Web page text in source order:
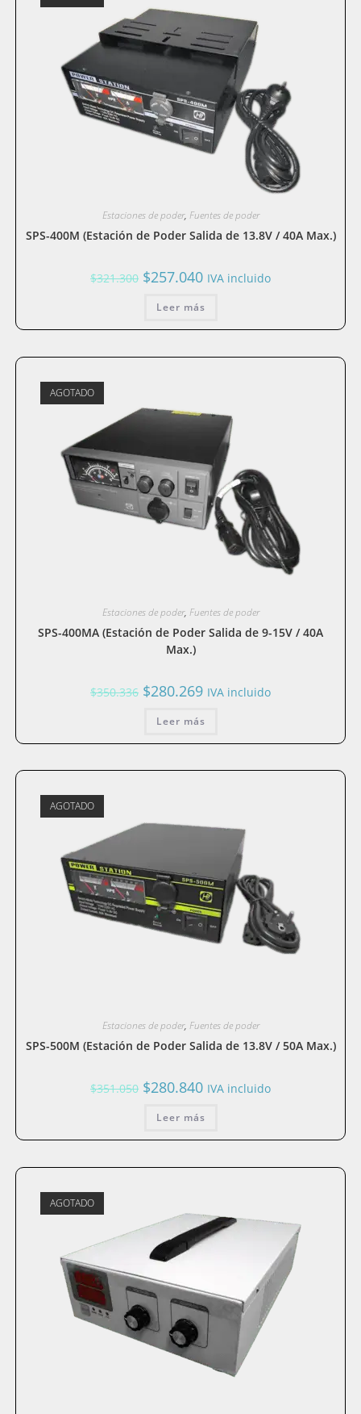
Estaciones de poder, Fuentes de poder
SPS-400M (Estación de Poder Salida de 13.8V / 40A Max.)
$321.300 El
precio
era:
$257.040El
precio
es:
IVA incluido
Leer más
AGOTADO
Estaciones de poder, Fuentes de poder
SPS-400MA (Estación de Poder Salida de 9-15V / 40A
Max.)
$350.336 El
precio
era:
$280.269El
precio
es:
IVA incluido
Leer más
AGOTADO
Estaciones de poder, Fuentes de poder
SPS-500M (Estación de Poder Salida de 13.8V / 50A Max.)
$351.050 El
precio
era:
$280.840El
precio
es:
IVA incluido
Leer más
AGOTADO